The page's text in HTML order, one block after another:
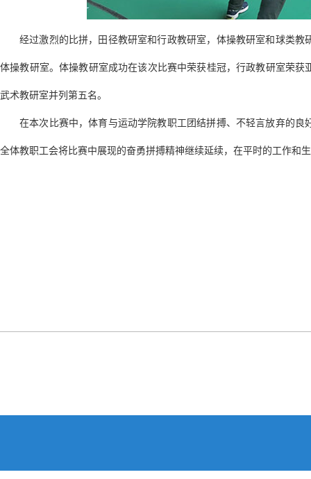
经过激烈的比拼，田径教研室和行政教研室，体操教研室和球类
体操教研室。体操教研室成功在该次比赛中荣获桂冠，行政教研室荣
武术教研室并列第五名。
在本次比赛中，体育与运动学院教职工团结拼搏、不轻言放弃的
全体教职工会将比赛中展现的奋勇拼搏精神继续延续，在平时的工作和